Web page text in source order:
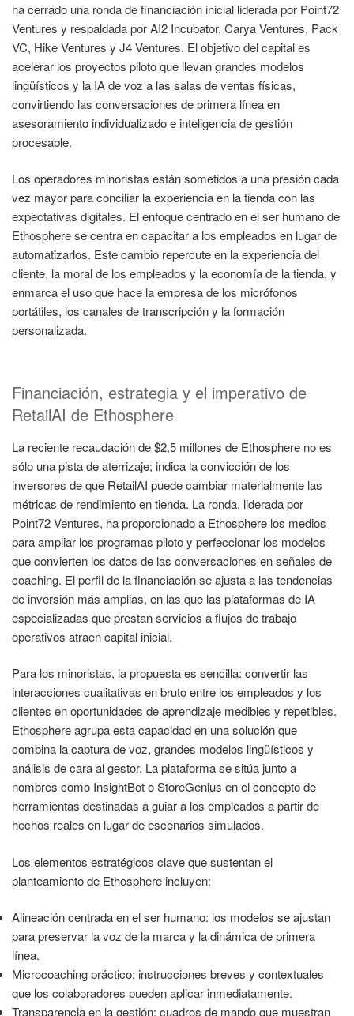
ha cerrado una ronda de financiación inicial liderada por Point72
Ventures y respaldada por AI2 Incubator, Carya Ventures, Pack
VC, Hike Ventures y J4 Ventures. El objetivo del capital es
acelerar los proyectos piloto que llevan grandes modelos
lingüísticos y la IA de voz a las salas de ventas físicas,
convirtiendo las conversaciones de primera línea en
asesoramiento individualizado e inteligencia de gestión
procesable.
Los operadores minoristas están sometidos a una presión cada
vez mayor para conciliar la experiencia en la tienda con las
expectativas digitales. El enfoque centrado en el ser humano de
Ethosphere se centra en capacitar a los empleados en lugar de
automatizarlos. Este cambio repercute en la experiencia del
cliente, la moral de los empleados y la economía de la tienda, y
enmarca el uso que hace la empresa de los micrófonos
portátiles, los canales de transcripción y la formación
personalizada.
Financiación, estrategia y el imperativo de
RetailAI de Ethosphere
La reciente recaudación de $2,5 millones de Ethosphere no es
sólo una pista de aterrizaje; indica la convicción de los
inversores de que RetailAI puede cambiar materialmente las
métricas de rendimiento en tienda. La ronda, liderada por
Point72 Ventures, ha proporcionado a Ethosphere los medios
para ampliar los programas piloto y perfeccionar los modelos
que convierten los datos de las conversaciones en señales de
coaching. El perfil de la financiación se ajusta a las tendencias
de inversión más amplias, en las que las plataformas de IA
especializadas que prestan servicios a flujos de trabajo
operativos atraen capital inicial.
Para los minoristas, la propuesta es sencilla: convertir las
interacciones cualitativas en bruto entre los empleados y los
clientes en oportunidades de aprendizaje medibles y repetibles.
Ethosphere agrupa esta capacidad en una solución que
combina la captura de voz, grandes modelos lingüísticos y
análisis de cara al gestor. La plataforma se sitúa junto a
nombres como InsightBot o StoreGenius en el concepto de
herramientas destinadas a guiar a los empleados a partir de
hechos reales en lugar de escenarios simulados.
Los elementos estratégicos clave que sustentan el
planteamiento de Ethosphere incluyen:
Alineación centrada en el ser humano: los modelos se ajustan
para preservar la voz de la marca y la dinámica de primera
línea.
Microcoaching práctico: instrucciones breves y contextuales
que los colaboradores pueden aplicar inmediatamente.
Transparencia en la gestión: cuadros de mando que muestran